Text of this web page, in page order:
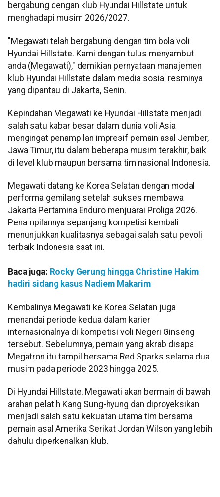
bergabung dengan klub Hyundai Hillstate untuk
menghadapi musim 2026/2027.
"Megawati telah bergabung dengan tim bola voli
Hyundai Hillstate. Kami dengan tulus menyambut
anda (Megawati)," demikian pernyataan manajemen
klub Hyundai Hillstate dalam media sosial resminya
yang dipantau di Jakarta, Senin.
Kepindahan Megawati ke Hyundai Hillstate menjadi
salah satu kabar besar dalam dunia voli Asia
mengingat penampilan impresif pemain asal Jember,
Jawa Timur, itu dalam beberapa musim terakhir, baik
di level klub maupun bersama tim nasional Indonesia.
Megawati datang ke Korea Selatan dengan modal
performa gemilang setelah sukses membawa
Jakarta Pertamina Enduro menjuarai Proliga 2026.
Penampilannya sepanjang kompetisi kembali
menunjukkan kualitasnya sebagai salah satu pevoli
terbaik Indonesia saat ini.
Baca juga: Rocky Gerung hingga Christine Hakim
hadiri sidang kasus Nadiem Makarim
Kembalinya Megawati ke Korea Selatan juga
menandai periode kedua dalam karier
internasionalnya di kompetisi voli Negeri Ginseng
tersebut. Sebelumnya, pemain yang akrab disapa
Megatron itu tampil bersama Red Sparks selama dua
musim pada periode 2023 hingga 2025.
Di Hyundai Hillstate, Megawati akan bermain di bawah
arahan pelatih Kang Sung-hyung dan diproyeksikan
menjadi salah satu kekuatan utama tim bersama
pemain asal Amerika Serikat Jordan Wilson yang lebih
dahulu diperkenalkan klub.